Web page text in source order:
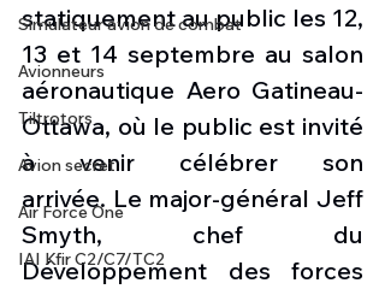
Simulateur avion de combat
Avionneurs
Tiltrotors
Avion secret
Air Force One
IAI Kfir C2/C7/TC2
statiquement au public les 12,
13 et 14 septembre au salon
aéronautique Aero Gatineau-
Ottawa, où le public est invité
à venir célébrer son
arrivée. Le major-général Jeff
Smyth, chef du
Développement des forces